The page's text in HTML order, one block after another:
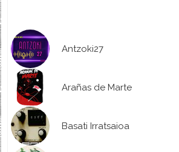
Antzoki27
Arañas de Marte
Basati Irratsaioa